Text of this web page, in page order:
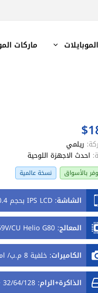
ماركات
ريلمي
احدث الاجهزة اللوحية
بالأسواق نسخة عالمية
الشاشة:IPS LCD بحجم 10.4 بوصة بدقة 1200px
المعالج:
CU Helio G80
الكاميرات:خلفية 8 م.ب/ امامية 8 م.ب.
الذاكرة+الرام:32/64/128 + 3/4/6 جيجابايت.